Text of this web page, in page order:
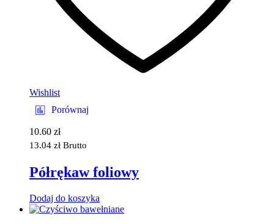
Wishlist
Porównaj
10.60 zł
13.04 zł Brutto
Półrękaw foliowy
Dodaj do koszyka